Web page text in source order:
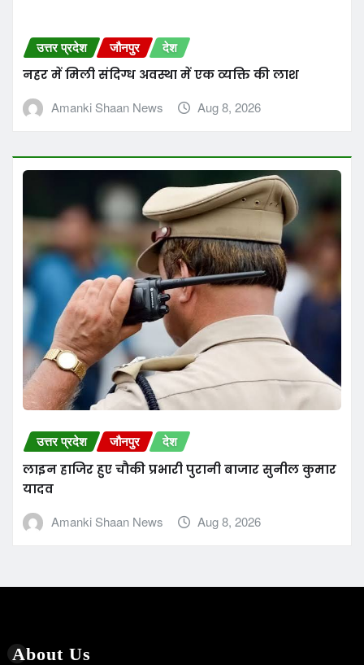
उत्तर प्रदेश जौनपुर देश
नहर में मिली संदिग्ध अवस्था में एक व्यक्ति की लाश
Amanki Shaan News
Aug 8, 2026
उत्तर प्रदेश जौनपुर देश
लाइन हाजिर हुए चौकी प्रभारी पुरानी बाजार सुनील कुमार
यादव
Amanki Shaan News
Aug 8, 2026
About Us